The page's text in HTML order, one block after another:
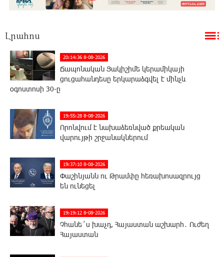
Լրահոս
20:14:36 8-08-2026
Ճապոնական Յակիշիմե կերամիկայի
ցուցահանդեսը երկարաձգվել է մինչև
օգոստոսի 30-ը
19:55:28 8-08-2026
Որոնվում է նախաձեռնված քրեական
վարույթի շրջանակներում
19:37:10 8-08-2026
Փաշինյանն ու Թրամփը հեռախոսազրույց
են ունեցել
19:19:12 8-08-2026
Չհանե´ս խաչդ, Հայաստան աշխարհ․ Ուժեղ
Հայաստան